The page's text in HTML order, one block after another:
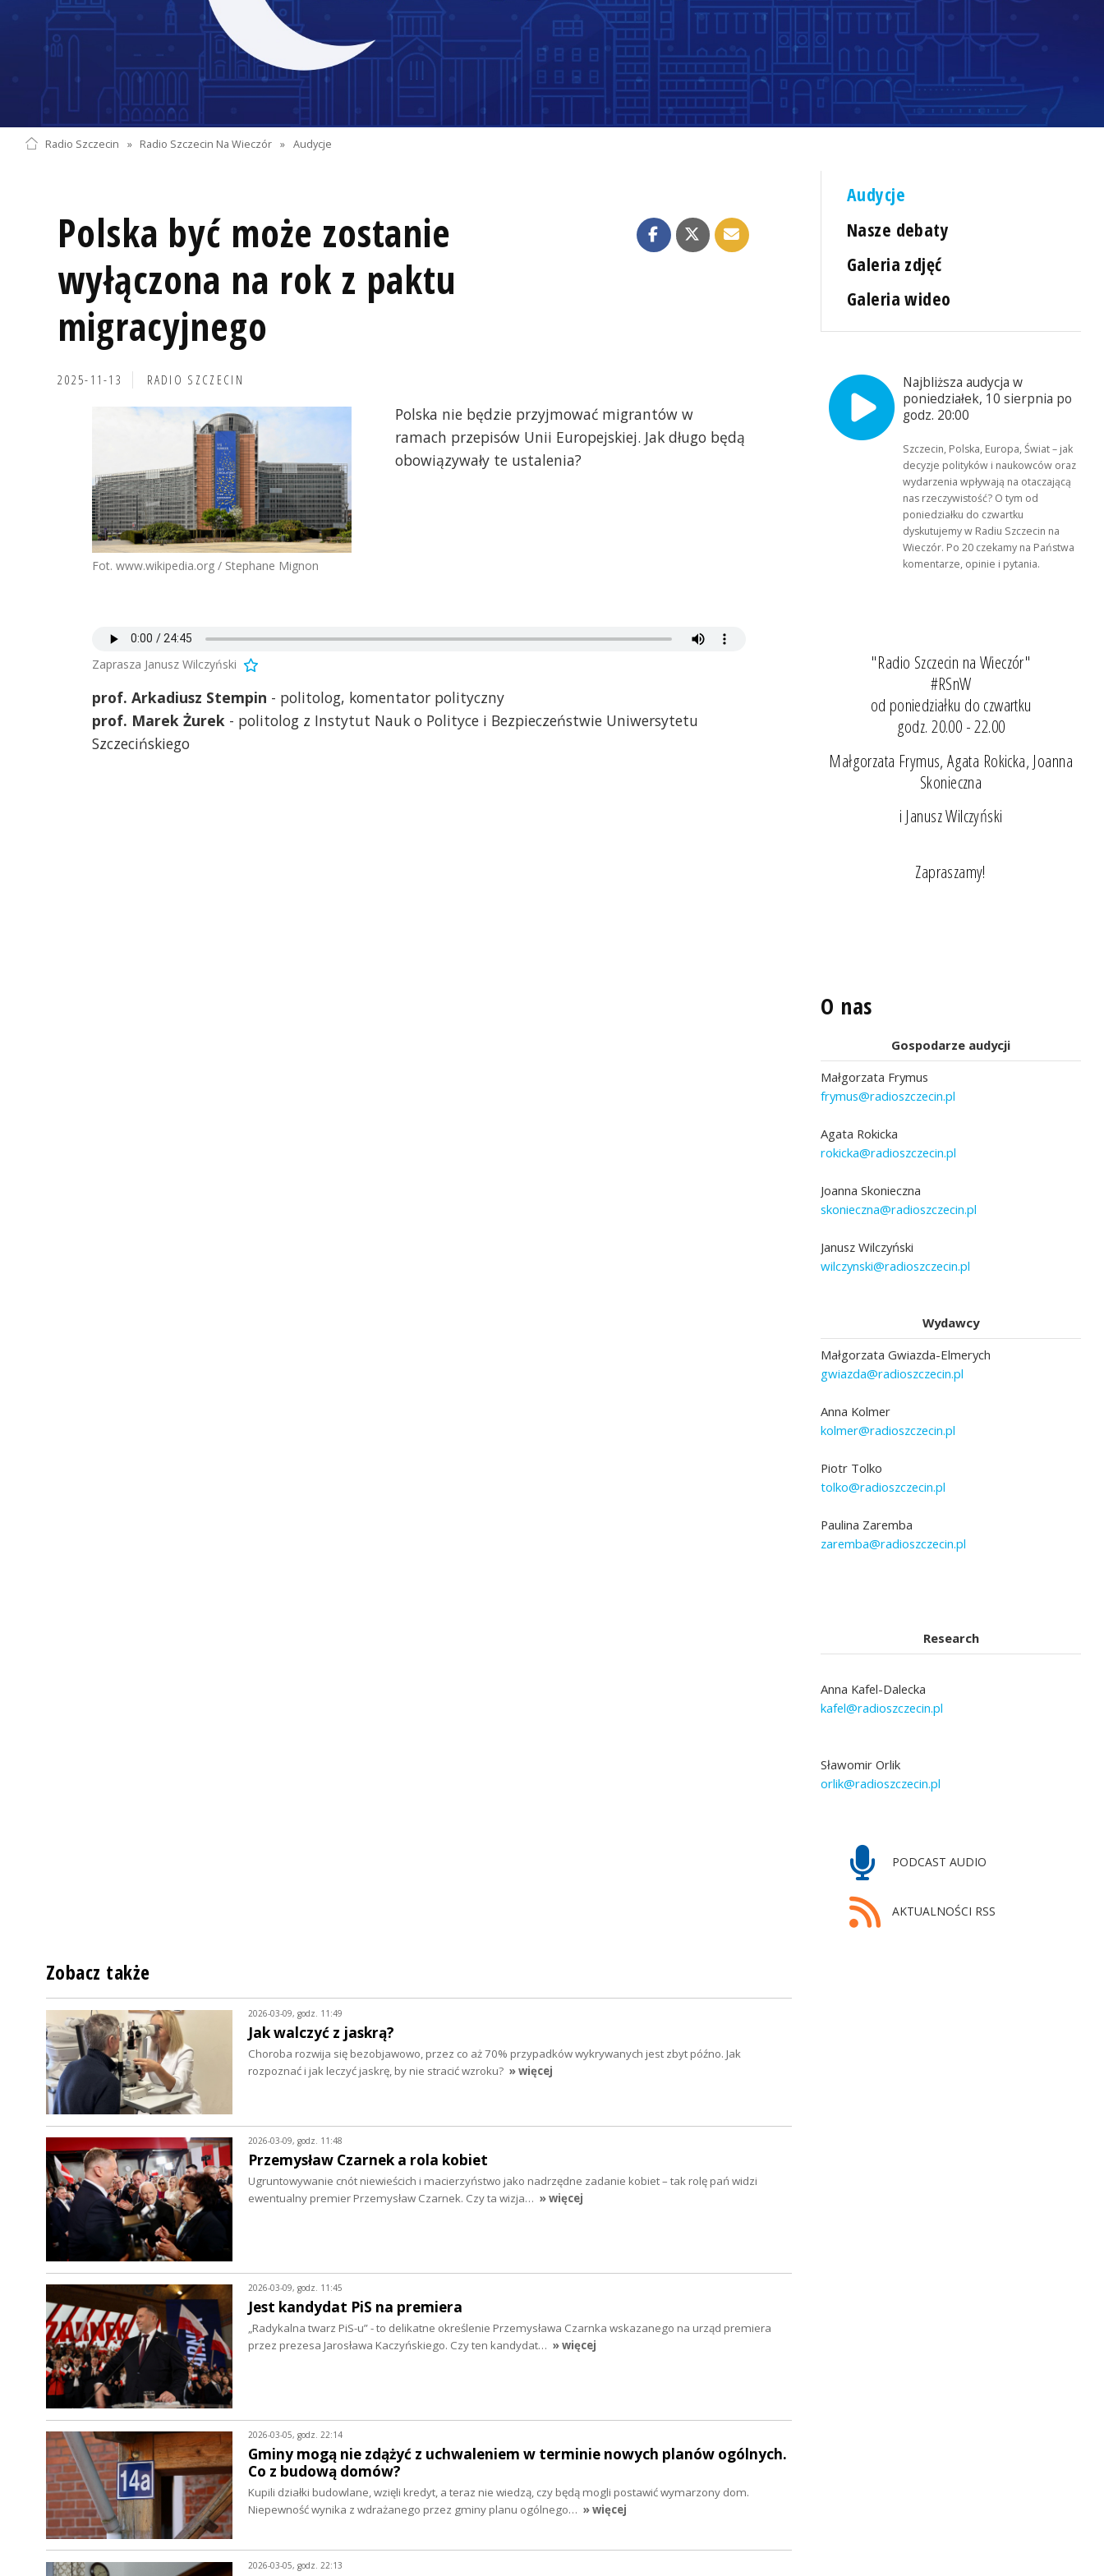
Radio Szczecin » Radio Szczecin Na Wieczór » Audycje
Polska być może zostanie
wyłączona na rok z paktu
migracyjnego
2025-11-13 RADIO SZCZECIN
Fot. www.wikipedia.org / Stephane Mignon
Polska nie będzie przyjmować migrantów w
ramach przepisów Unii Europejskiej. Jak długo będą
obowiązywały te ustalenia?
Zaprasza Janusz Wilczyński
prof. Arkadiusz Stempin - politolog, komentator polityczny
prof. Marek Żurek - politolog z Instytut Nauk o Polityce i Bezpieczeństwie Uniwersytetu
Szczecińskiego
Audycje
Nasze debaty
Galeria zdjęć
Galeria wideo
Najbliższa audycja w
poniedziałek, 10 sierpnia po
godz. 20:00
Szczecin, Polska, Europa, Świat – jak
decyzje polityków i naukowców oraz
wydarzenia wpływają na otaczającą
nas rzeczywistość? O tym od
poniedziałku do czwartku
dyskutujemy w Radiu Szczecin na
Wieczór. Po 20 czekamy na Państwa
komentarze, opinie i pytania.
"Radio Szczecin na Wieczór"
#RSnW
od poniedziałku do czwartku
godz. 20.00 - 22.00
Małgorzata Frymus, Agata Rokicka, Joanna
Skonieczna
i Janusz Wilczyński
Zapraszamy!
O nas
Gospodarze audycji
Małgorzata Frymus
frymus@radioszczecin.pl
Agata Rokicka
rokicka@radioszczecin.pl
Joanna Skonieczna
skonieczna@radioszczecin.pl
Janusz Wilczyński
wilczynski@radioszczecin.pl
Wydawcy
Małgorzata Gwiazda-Elmerych
gwiazda@radioszczecin.pl
Anna Kolmer
kolmer@radioszczecin.pl
Piotr Tolko
tolko@radioszczecin.pl
Paulina Zaremba
zaremba@radioszczecin.pl
Research
Anna Kafel-Dalecka
kafel@radioszczecin.pl
Sławomir Orlik
orlik@radioszczecin.pl
PODCAST AUDIO
AKTUALNOŚCI RSS
Zobacz także
2026-03-09, godz. 11:49
Jak walczyć z jaskrą?
Choroba rozwija się bezobjawowo, przez co aż 70% przypadków wykrywanych jest zbyt późno. Jak
rozpoznać i jak leczyć jaskrę, by nie stracić wzroku? » więcej
2026-03-09, godz. 11:48
Przemysław Czarnek a rola kobiet
Ugruntowywanie cnót niewieścich i macierzyństwo jako nadrzędne zadanie kobiet – tak rolę pań widzi
ewentualny premier Przemysław Czarnek. Czy ta wizja… » więcej
2026-03-09, godz. 11:45
Jest kandydat PiS na premiera
„Radykalna twarz PiS-u” - to delikatne określenie Przemysława Czarnka wskazanego na urząd premiera
przez prezesa Jarosława Kaczyńskiego. Czy ten kandydat… » więcej
2026-03-05, godz. 22:14
Gminy mogą nie zdążyć z uchwaleniem w terminie nowych planów ogólnych.
Co z budową domów?
Kupili działki budowlane, wzięli kredyt, a teraz nie wiedzą, czy będą mogli postawić wymarzony dom.
Niepewność wynika z wdrażanego przez gminy planu ogólnego… » więcej
2026-03-05, godz. 22:13